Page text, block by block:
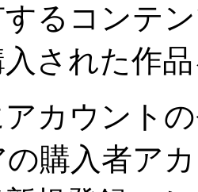
するコンテ
された作
カウント
の購入者ア